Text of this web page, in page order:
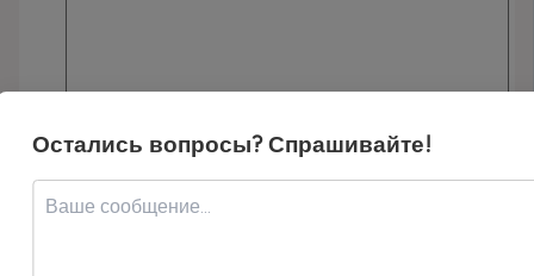
Остались вопросы? Спрашивайте!